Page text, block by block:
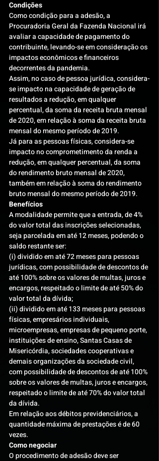
Condições
Como condição para a adesão, a
Procuradoria Geral da Fazenda Nacional irá
avaliar a capacidade de pagamento do
contribuinte, levando-se em consideração os
impactos econômicos e financeiros
decorrentes da pandemia.
Assim, no caso de pessoa jurídica, considera-
se impacto na capacidade de geração de
resultados a redução, em qualquer
percentual, da soma da receita bruta mensal
de 2020, em relação à soma da receita bruta
mensal do mesmo período de 2019.
Já para as pessoas físicas, considera-se
impacto no comprometimento da renda a
redução, em qualquer percentual, da soma
do rendimento bruto mensal de 2020,
também em relação à soma do rendimento
bruto mensal do mesmo período de 2019.
Benefícios
A modalidade permite que a entrada, de 4%
do valor total das inscrições selecionadas,
seja parcelada em até 12 meses, podendo o
saldo restante ser:
(i) dividido em até 72 meses para pessoas
jurídicas, com possibilidade de descontos de
até 100% sobre os valores de multas, juros e
encargos, respeitado o limite de até 50% do
valor total da dívida;
(ii) dividido em até 133 meses para pessoas
físicas, empresários individuais,
microempresas, empresas de pequeno porte,
instituições de ensino, Santas Casas de
Misericórdia, sociedades cooperativas e
demais organizações da sociedade civil,
com possibilidade de descontos de até 100%
sobre os valores de multas, juros e encargos,
respeitado o limite de até 70% do valor total
da dívida.
Em relação aos débitos previdenciários, a
quantidade máxima de prestações é de 60
vezes.
Como negociar
O procedimento de adesão deve ser